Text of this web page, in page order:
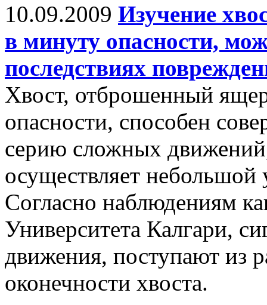
10.09.2009 Изучение
в минуту опасности,
последствиях
Хвост, отброшенный
опасности, способен
серию сложных
осуществляет небольшой
Согласно наблюдениям
Университета Калгари,
движения, поступают из
оконечности хвоста.